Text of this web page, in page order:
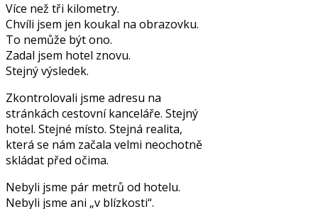
Více než tři kilometry.
Chvíli jsem jen koukal na obrazovku.
To nemůže být ono.
Zadal jsem hotel znovu.
Stejný výsledek.
Zkontrolovali jsme adresu na
stránkách cestovní kanceláře. Stejný
hotel. Stejné místo. Stejná realita,
která se nám začala velmi neochotně
skládat před očima.
Nebyli jsme pár metrů od hotelu.
Nebyli jsme ani „v blízkosti“.